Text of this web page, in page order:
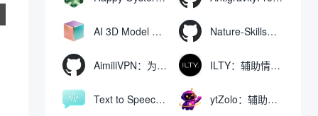
AI 3D Model Generator：通过文本和图像快速生成3D模型的在线工具 Nature-Skills：辅助撰写学术论文和绘制科研图表的智能体插件
AimiliVPN：为Linux提供纯净出站家庭IP的VPN代理网关 ILTY：辅助情绪疏导与提供行动建议的AI陪伴工具
Text to Speech AI：支持多说话人与情感控制的文字转语音工具 ytZolo：辅助创建和优化YouTube视频内容的生成工具